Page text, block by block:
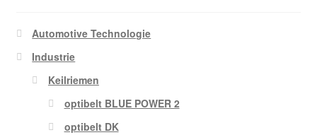
Automotive Technologie
Industrie
Keilriemen
optibelt BLUE POWER 2
optibelt DK